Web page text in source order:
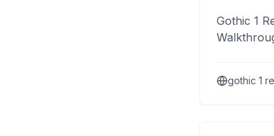
Gothic 1
gothic 1